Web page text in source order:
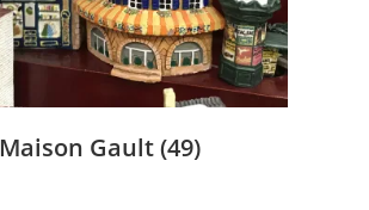
Maison Gault(49)